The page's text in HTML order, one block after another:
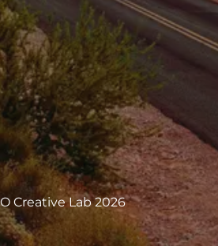
Creative Lab 2026